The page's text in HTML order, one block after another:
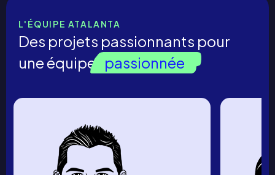
L'ÉQUIPE ATALANTA
Des projets passionnants pour
une équipe passionnée